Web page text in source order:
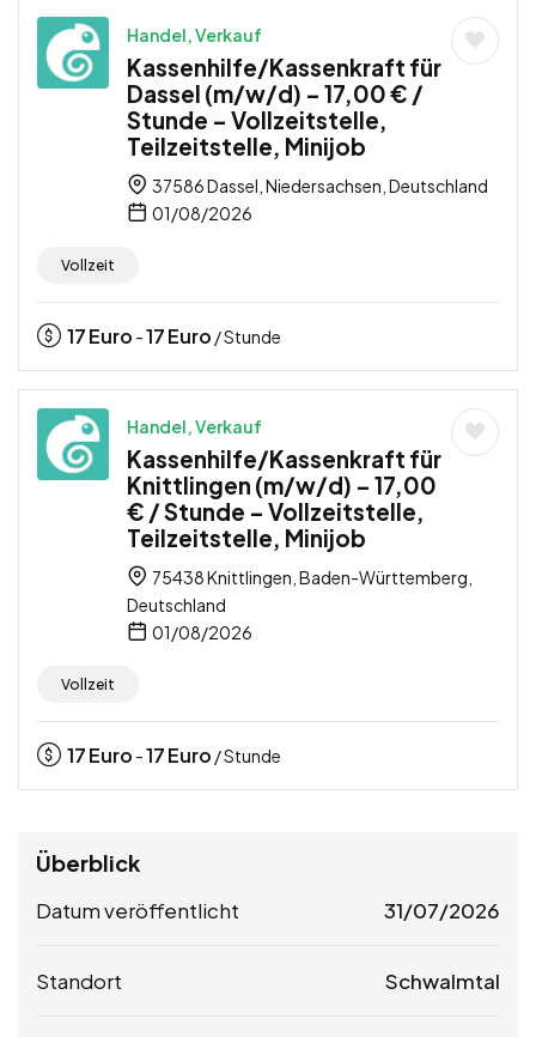
Handel, Verkauf
Kassenhilfe/Kassenkraft für
Dassel (m/w/d) – 17,00 € /
Stunde – Vollzeitstelle,
Teilzeitstelle, Minijob
37586 Dassel, Niedersachsen, Deutschland
01/08/2026
Vollzeit
17Euro -17Euro / Stunde
Handel, Verkauf
Kassenhilfe/Kassenkraft für
Knittlingen (m/w/d) – 17,00
€ / Stunde – Vollzeitstelle,
Teilzeitstelle, Minijob
75438 Knittlingen, Baden-Württemberg,
Deutschland
01/08/2026
Vollzeit
17Euro -17Euro / Stunde
Überblick
Datum veröffentlicht 31/07/2026
Standort Schwalmtal